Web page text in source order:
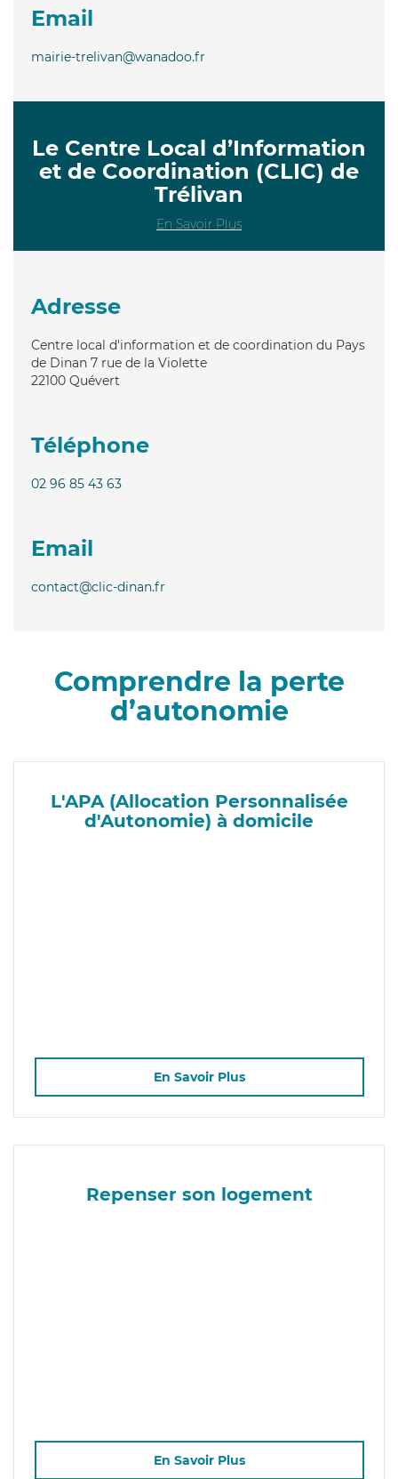
Email
mairie-trelivan@wanadoo.fr
Le Centre Local d’Information
et de Coordination (CLIC) de
Trélivan
En Savoir Plus
Adresse
Centre local d'information et de coordination du Pays
de Dinan 7 rue de la Violette
22100 Quévert
Téléphone
02 96 85 43 63
Email
contact@clic-dinan.fr
Comprendre la perte
d’autonomie
L'APA (Allocation Personnalisée
d'Autonomie) à domicile
En Savoir Plus
Repenser son logement
En Savoir Plus